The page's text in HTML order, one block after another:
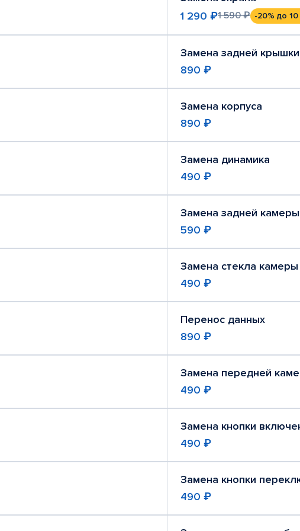
1 290 ₽1 590 ₽ -20% до 10
Замена задней крышки
890 ₽
Замена корпуса
890 ₽
Замена динамика
490 ₽
Замена задней камеры
590 ₽
Замена стекла камеры
490 ₽
Перенос данных
890 ₽
Замена передней
490 ₽
Замена кнопки
490 ₽
Замена кнопки
490 ₽